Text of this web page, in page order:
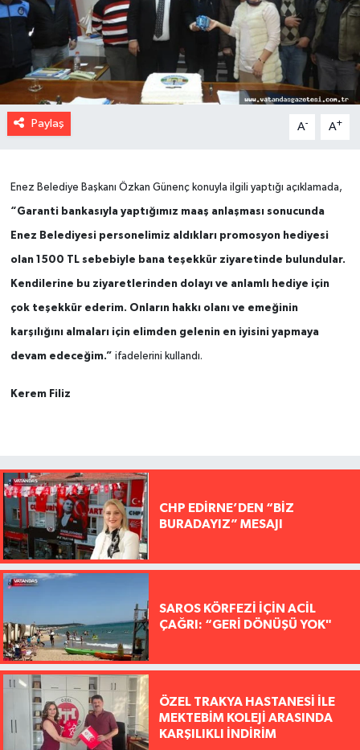
Paylaş A- A+
Enez Belediye Başkanı Özkan Günenç konuyla ilgili yaptığı açıklamada,
“Garanti bankasıyla yaptığımız maaş anlaşması sonucunda
Enez Belediyesi personelimiz aldıkları promosyon hediyesi
olan 1500 TL sebebiyle bana teşekkür ziyaretinde bulundular.
Kendilerine bu ziyaretlerinden dolayı ve anlamlı hediye için
çok teşekkür ederim. Onların hakkı olanı ve emeğinin
karşılığını almaları için elimden gelenin en iyisini yapmaya
devam edeceğim.” ifadelerini kullandı.
Kerem Filiz
CHP EDİRNE’DEN “BİZ
BURADAYIZ” MESAJI
SAROS KÖRFEZİ İÇİN ACİL
ÇAĞRI: “GERİ DÖNÜŞÜ YOK"
ÖZEL TRAKYA HASTANESİ İLE
MEKTEBİM KOLEJİ ARASINDA
KARŞILIKLI İNDİRİM